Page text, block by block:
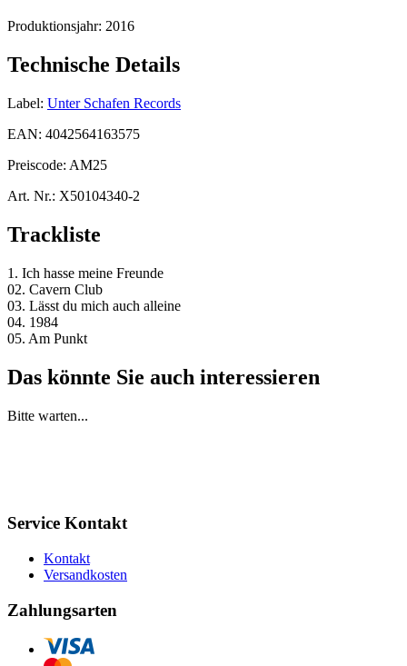
Produktionsjahr: 2016
Technische Details
Label: Unter Schafen Records
EAN: 4042564163575
Preiscode: AM25
Art. Nr.: X50104340-2
Trackliste
1. Ich hasse meine Freunde
02. Cavern Club
03. Lässt du mich auch alleine
04. 1984
05. Am Punkt
Das könnte Sie auch interessieren
Bitte warten...
Service Kontakt
Kontakt
Versandkosten
Zahlungsarten